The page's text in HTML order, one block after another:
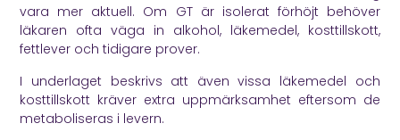
vara mer aktuell. Om GT är isolerat förhöjt behöver
läkaren ofta väga in alkohol, läkemedel, kosttillskott,
fettlever och tidigare prover.
I underlaget beskrivs att även vissa läkemedel och
kosttillskott kräver extra uppmärksamhet eftersom de
metaboliseras i levern.